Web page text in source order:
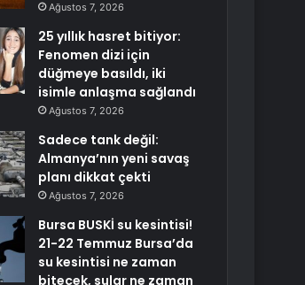
Ağustos 7, 2026
25 yıllık hasret bitiyor:
Fenomen dizi için
düğmeye basıldı, iki
isimle anlaşma sağlandı
Ağustos 7, 2026
Sadece tank değil:
Almanya’nın yeni savaş
planı dikkat çekti
Ağustos 7, 2026
Bursa BUSKİ su kesintisi!
21-22 Temmuz Bursa’da
su kesintisi ne zaman
bitecek, sular ne zaman